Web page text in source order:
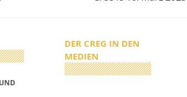
DER CREG IN DEN
MEDIEN